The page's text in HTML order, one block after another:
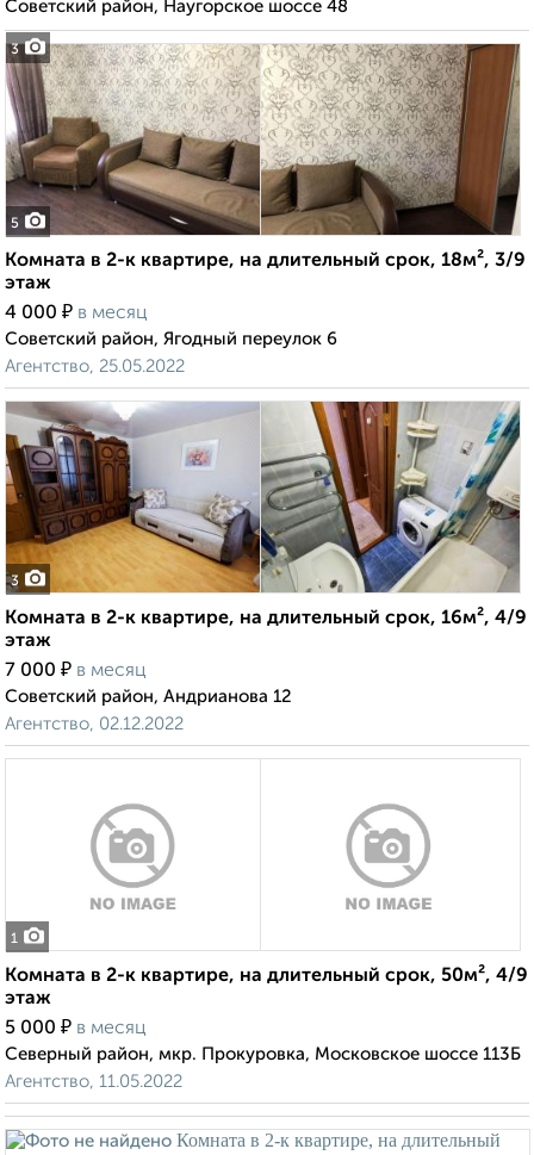
3
Советский район, Наугорское шоссе 48
5
Комната в 2-к квартире, на длительный срок, 18м², 3/9
этаж
4 000 ₽ в месяц
Советский район, Ягодный переулок 6
Агентство, 25.05.2022
3
Комната в 2-к квартире, на длительный срок, 16м², 4/9
этаж
7 000 ₽ в месяц
Советский район, Андрианова 12
Агентство, 02.12.2022
1
Комната в 2-к квартире, на длительный срок, 50м², 4/9
этаж
5 000 ₽ в месяц
Северный район, мкр. Прокуровка, Московское шоссе 113Б
Агентство, 11.05.2022